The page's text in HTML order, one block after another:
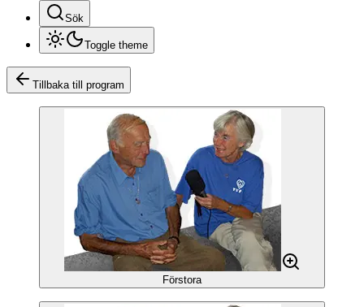
Sök
Toggle theme
Tillbaka till program
Förstora